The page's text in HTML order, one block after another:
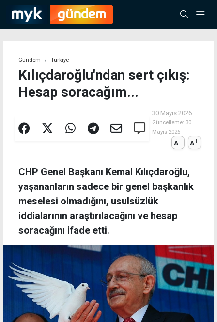
Gündem Türkiye
Kılıçdaroğlu'ndan sert çıkış:
Hesap soracağım...
30 Mayıs 2026
Güncelleme: 30
Mayıs 2026
A A
CHP Genel Başkanı Kemal Kılıçdaroğlu,
yaşananların sadece bir genel başkanlık
meselesi olmadığını, usulsüzlük
iddialarının araştırılacağını ve hesap
soracağını ifade etti.